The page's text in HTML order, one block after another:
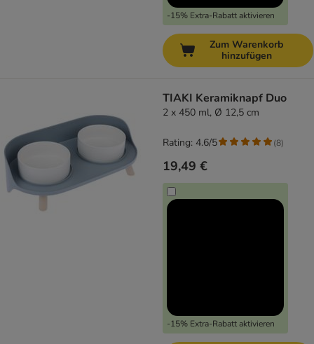
-15% Extra-Rabatt aktivieren
Zum Warenkorb
hinzufügen
TIAKI Keramiknapf Duo
2 x 450 ml, Ø 12,5 cm
19,49 €
-15% Extra-Rabatt aktivieren
Rating: 4.6/5 (8)